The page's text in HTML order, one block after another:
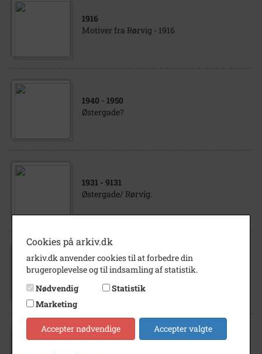
1916
Motiver fra Rørvig - 1916
1940 - 1950
Østergade?
1931 - 9131
Østergade/ Rørvig.
1910- 1920
Østergade/ Rørvig.
Cookies på arkiv.dk
arkiv.dk anvender cookies til at forbedre din
brugeroplevelse og til indsamling af statistik.
Nødvendig
Statistik
Marketing
Accepter nødvendige Accepter valgte